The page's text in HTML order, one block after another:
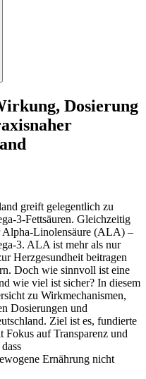
Dosierung
greift gelegentlich zu
3-Fettsäuren. Gleichzeitig
Alpha-Linolensäure (ALA) –
3. ALA ist mehr als nur
Herzgesundheit beitragen
Doch wie sinnvoll ist eine
wie viel ist sicher? In diesem
zu Wirkmechanismen,
Dosierungen und
Ziel ist es, fundierte
Fokus auf Transparenz und
Ernährung nicht